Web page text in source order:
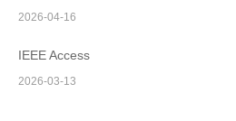
2026-04-16
IEEE Access
2026-03-13